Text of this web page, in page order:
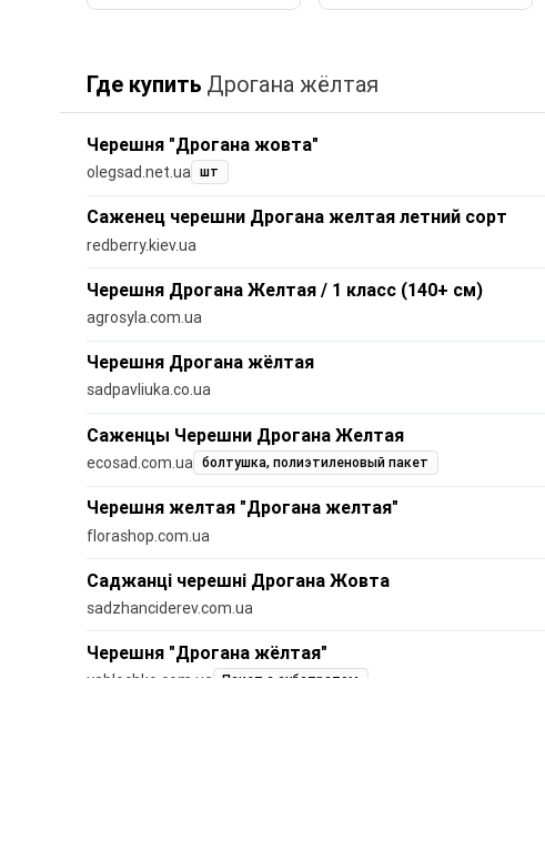
Где купить Дрогана жёлтая
Черешня "Дрогана жовта"
olegsad.net.ua шт
Саженец черешни Дрогана желтая летний сорт
redberry.kiev.ua
Черешня Дрогана Желтая / 1 класс (140+ см)
agrosyla.com.ua
Черешня Дрогана жёлтая
sadpavliuka.co.ua
Саженцы Черешни Дрогана Желтая
ecosad.com.ua болтушка, полиэтиленовый пакет
Черешня желтая "Дрогана желтая"
florashop.com.ua
Саджанці черешні Дрогана Жовта
sadzhanciderev.com.ua
Черешня "Дрогана жёлтая"
yablochko.com.ua Пакет с субстратом